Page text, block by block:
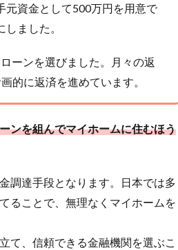
元資金として500万円を用意で
ました。
ーンを選びました。月々の返
的に返済を進めています。
ンを組んでマイホームに住むほう
調達手段となります。日本では多
ることで、無理なくマイホームを
て、信頼できる金融機関を選ぶこ